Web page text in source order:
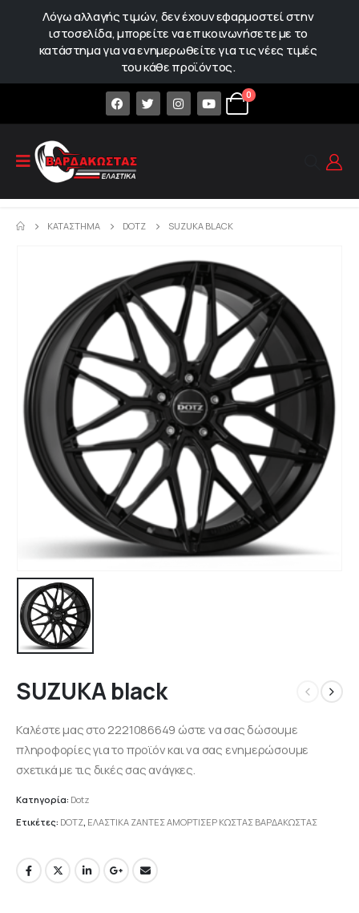
Λόγω αλλαγής τιμών, δεν έχουν εφαρμοστεί στην
ιστοσελίδα, μπορείτε να επικοινωνήσετε με το
κατάστημα για να ενημερωθείτε για τις νέες τιμές
του κάθε προϊόντος.
0
ΚΑΤΆΣΤΗΜΑ DOTZ SUZUKA BLACK
SUZUKA black
Καλέστε μας στο 2221086649 ώστε να σας δώσουμε
πληροφορίες για το προϊόν και να σας ενημερώσουμε
σχετικά με τις δικές σας ανάγκες.
Κατηγορία: Dotz
Ετικέτες: DOTZ ΕΛΑΣΤΙΚΑ ΖΑΝΤΕΣ ΑΜΟΡΤΙΣΕΡ ΚΩΣΤΑΣ ΒΑΡΔΑΚΩΣΤΑΣ